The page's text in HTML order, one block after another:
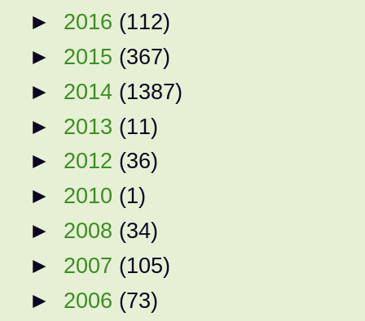
► 2016 (112)
► 2015 (367)
► 2014 (1387)
► 2013 (11)
► 2012 (36)
► 2010 (1)
► 2008 (34)
► 2007 (105)
► 2006 (73)